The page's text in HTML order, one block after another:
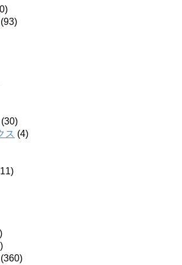
(93)
(30)
ス (4)
(360)